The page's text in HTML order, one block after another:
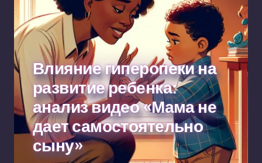
Влияние гиперопеки на
развитие ребенка:
анализ видео «Мама не
дает самостоятельно
сыну»